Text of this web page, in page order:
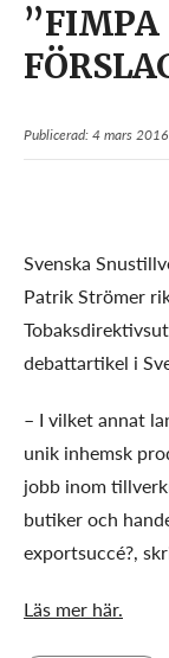
”FIMPA
Publicerad: 4 mars 2016
Svenska
Patrik Strömer
debattartikel i
– I vilket annat
unik inhemsk
jobb inom
butiker och
exportsuccé?,
Läs mer här.